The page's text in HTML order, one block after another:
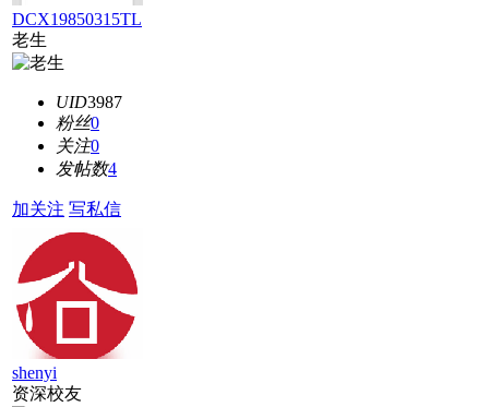
DCX19850315TL
老生
UID3987
粉丝0
关注0
发帖数4
加关注 写私信
shenyi
资深校友